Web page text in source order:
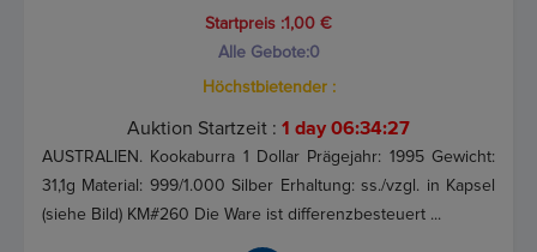
Startpreis :1,00 €
Alle Gebote:0
Höchstbietender :
Auktion Startzeit : 1 day 06:34:26
AUSTRALIEN. Kookaburra 1 Dollar Prägejahr: 1995 Gewicht:
31,1g Material: 999/1.000 Silber Erhaltung: ss./vzgl. in Kapsel
(siehe Bild) KM#260 Die Ware ist differenzbesteuert ...